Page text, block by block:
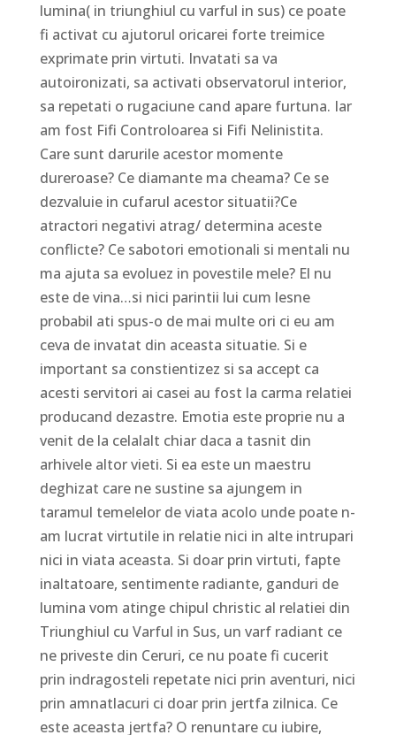
lumina( in triunghiul cu varful in sus) ce poate
fi activat cu ajutorul oricarei forte treimice
exprimate prin virtuti. Invatati sa va
autoironizati, sa activati observatorul interior,
sa repetati o rugaciune cand apare furtuna. Iar
am fost Fifi Controloarea si Fifi Nelinistita.
Care sunt darurile acestor momente
dureroase? Ce diamante ma cheama? Ce se
dezvaluie in cufarul acestor situatii?Ce
atractori negativi atrag/ determina aceste
conflicte? Ce sabotori emotionali si mentali nu
ma ajuta sa evoluez in povestile mele? El nu
este de vina…si nici parintii lui cum lesne
probabil ati spus-o de mai multe ori ci eu am
ceva de invatat din aceasta situatie. Si e
important sa constientizez si sa accept ca
acesti servitori ai casei au fost la carma relatiei
producand dezastre. Emotia este proprie nu a
venit de la celalalt chiar daca a tasnit din
arhivele altor vieti. Si ea este un maestru
deghizat care ne sustine sa ajungem in
taramul temelelor de viata acolo unde poate n-
am lucrat virtutile in relatie nici in alte intrupari
nici in viata aceasta. Si doar prin virtuti, fapte
inaltatoare, sentimente radiante, ganduri de
lumina vom atinge chipul christic al relatiei din
Triunghiul cu Varful in Sus, un varf radiant ce
ne priveste din Ceruri, ce nu poate fi cucerit
prin indragosteli repetate nici prin aventuri, nici
prin amnatlacuri ci doar prin jertfa zilnica. Ce
este aceasta jertfa? O renuntare cu iubire,